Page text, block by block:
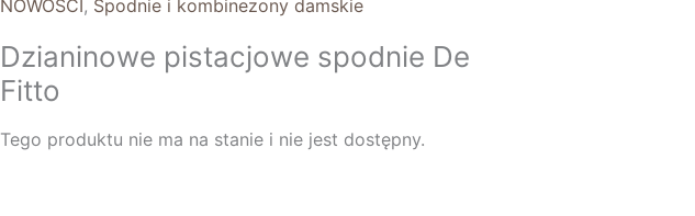
NOWOŚCI, Spodnie i kombinezony damskie
Dzianinowe pistacjowe spodnie De
Fitto
Tego produktu nie ma na stanie i nie jest dostępny.